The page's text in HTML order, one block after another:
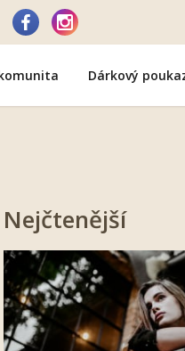
Dárkový
Nejčtenější